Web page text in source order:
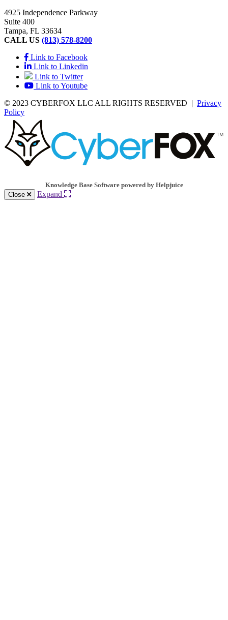
4925 Independence Parkway
Suite 400
Tampa, FL 33634
CALL US (813) 578-8200
Link to Facebook
Link to Linkedin
Link to Twitter
Link to Youtube
© 2023 CYBERFOX LLC ALL RIGHTS RESERVED | Privacy
Policy
Knowledge Base Software powered by Helpjuice
Close
Expand